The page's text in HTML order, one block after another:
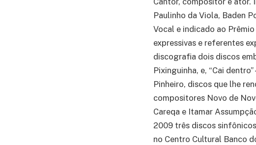
Paulinho da Viola, Baden
Vocal e indicado ao
expressivas e referentes
discografia dois discos
Pixinguinha, e, “Cai
Pinheiro, discos que lhe
compositores Novo de
Careqa e Itamar
2009 três discos
no Centro Cultural Banco